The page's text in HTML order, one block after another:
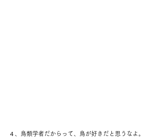
４、鳥類学者だからって、鳥が好きだと思うなよ。